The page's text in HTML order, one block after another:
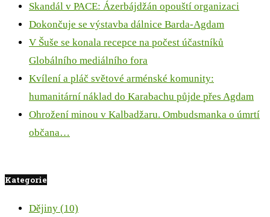
Skandál v PACE: Ázerbájdžán opouští organizaci
Dokončuje se výstavba dálnice Barda-Agdam
V Šuše se konala recepce na počest účastníků
Globálního mediálního fora
Kvílení a pláč světové arménské komunity:
humanitární náklad do Karabachu půjde přes Agdam
Ohrožení minou v Kalbadžaru. Ombudsmanka o úmrtí
občana…
Kategorie
Dějiny (10)